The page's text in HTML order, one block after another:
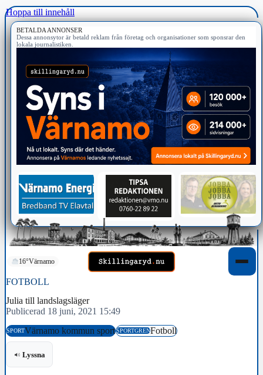
Hoppa till innehåll
BETALDA ANNONSER
Dessa annonsytor är betald reklam från företag och organisationer som sponsrar den
lokala journalistiken.
16°Värnamo
FOTBOLL
Julia till landslagsläger
Publicerad 18 juni, 2021 15:49
SPORTVärnamo kommun sportSPORTGRENFotboll
Lyssna